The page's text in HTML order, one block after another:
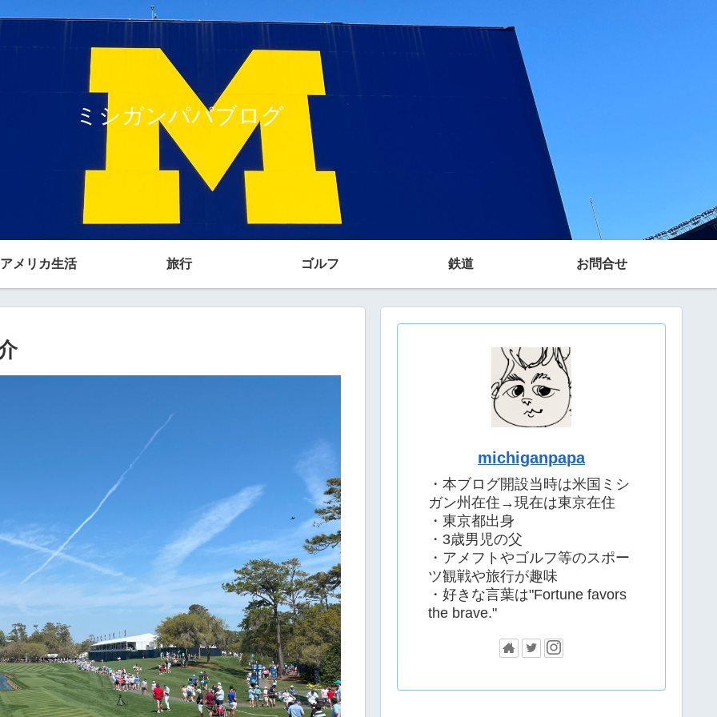
ミシガンパパブログ
アメリカ生活 旅行 ゴルフ 鉄道 お問合せ
michiganpapa
・本ブログ開設当時は米国ミシ
ガン州在住→現在は東京在住
・東京都出身
・3歳男児の父
・アメフトやゴルフ等のスポー
ツ観戦や旅行が趣味
・好きな言葉は"Fortune favors
the brave."